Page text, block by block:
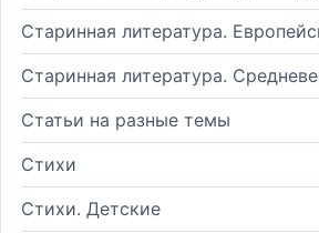
Старинная литература.
Старинная литература.
Статьи на разные темы
Стихи
Стихи. Детские